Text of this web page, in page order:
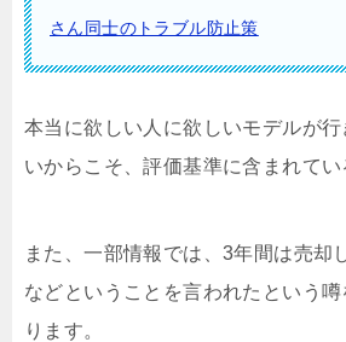
さん同士のトラブル防止策
本当に欲しい人に欲しいモデルが
いからこそ、評価基準に含まれてい
また、一部情報では、3年間は売却
などということを言われたという
ります。